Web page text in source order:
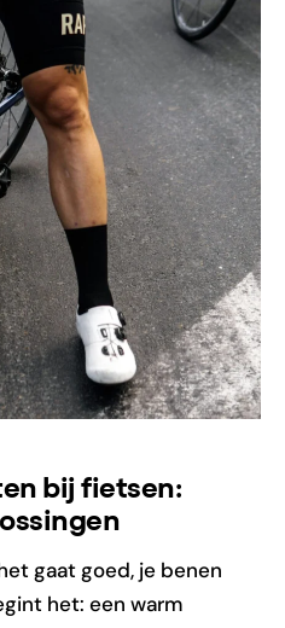
bij fietsen:
gaat goed, je benen
het: een warm